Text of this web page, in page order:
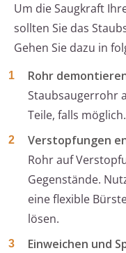
Um die Saugkraft
sollten Sie das
Gehen Sie dazu in
Rohr
Staubsaugerrohr
Teile, falls möglich.
Verstopfungen
Rohr auf
Gegenstände.
eine flexible
lösen.
Einweichen und